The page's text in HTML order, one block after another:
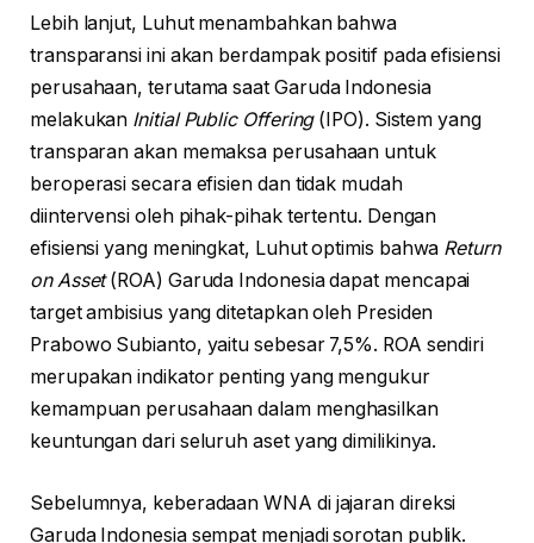
Lebih lanjut, Luhut menambahkan bahwa
transparansi ini akan berdampak positif pada efisiensi
perusahaan, terutama saat Garuda Indonesia
melakukan Initial Public Offering(IPO). Sistem yang
transparan akan memaksa perusahaan untuk
beroperasi secara efisien dan tidak mudah
diintervensi oleh pihak-pihak tertentu. Dengan
efisiensi yang meningkat, Luhut optimis bahwa Return
on Asset(ROA) Garuda Indonesia dapat mencapai
target ambisius yang ditetapkan oleh Presiden
Prabowo Subianto, yaitu sebesar 7,5%. ROA sendiri
merupakan indikator penting yang mengukur
kemampuan perusahaan dalam menghasilkan
keuntungan dari seluruh aset yang dimilikinya.
Sebelumnya, keberadaan WNA di jajaran direksi
Garuda Indonesia sempat menjadi sorotan publik.